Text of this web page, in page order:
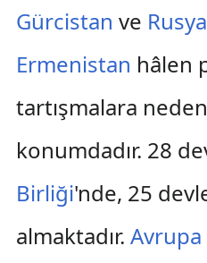
Gürcistan ve Rusya
Ermenistan hâlen
tartışmalara
konumdadır. 28
Birliği'nde, 25
almaktadır.